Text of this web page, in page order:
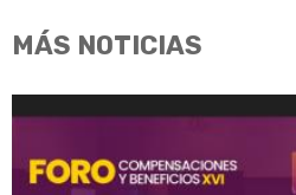
MÁS NOTICIAS